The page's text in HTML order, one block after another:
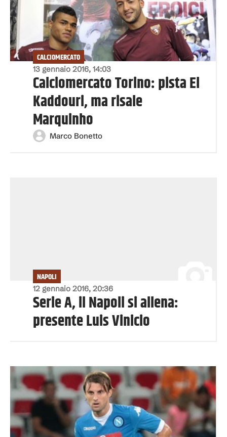
13 gennaio 2016, 14:03
CALCIOMERCATO
Calciomercato Torino: pista El
Kaddouri, ma risale
Marquinho
Marco Bonetto
12 gennaio 2016, 20:36
NAPOLI
Serie A, il Napoli si allena:
presente Luis Vinicio